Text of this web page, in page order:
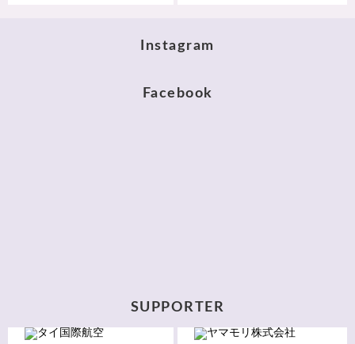
Instagram
Facebook
SUPPORTER